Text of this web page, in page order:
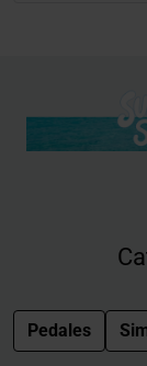
Pedales